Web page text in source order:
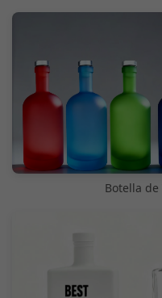
Botella